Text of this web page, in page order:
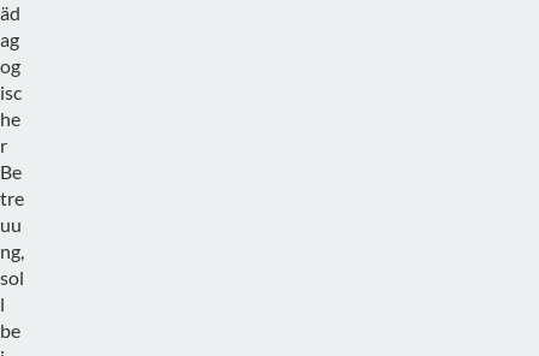
äd
ag
og
isc
he
r
Be
tre
uu
ng,
sol
l
be